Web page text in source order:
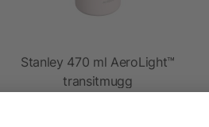
Stanley 470 ml AeroLight™
transitmugg